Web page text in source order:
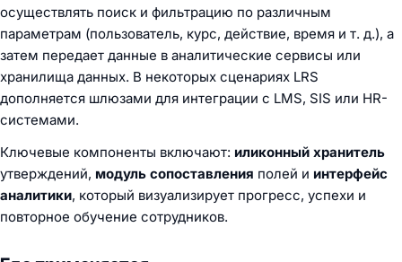
осуществлять поиск и фильтрацию по различным
параметрам (пользователь, курс, действие, время и т. д.), а
затем передает данные в аналитические сервисы или
хранилища данных. В некоторых сценариях LRS
дополняется шлюзами для интеграции с LMS, SIS или HR-
системами.
Ключевые компоненты включают: иликонный хранитель
утверждений, модуль сопоставления полей и интерфейс
аналитики, который визуализирует прогресс, успехи и
повторное обучение сотрудников.